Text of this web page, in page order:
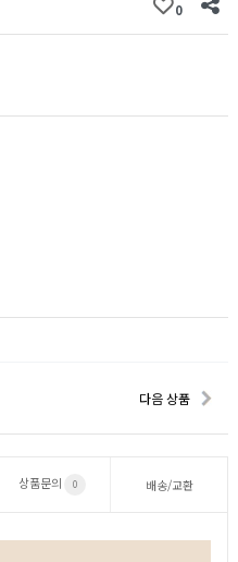
0
다음 상품
상품문의 0 배송/교환